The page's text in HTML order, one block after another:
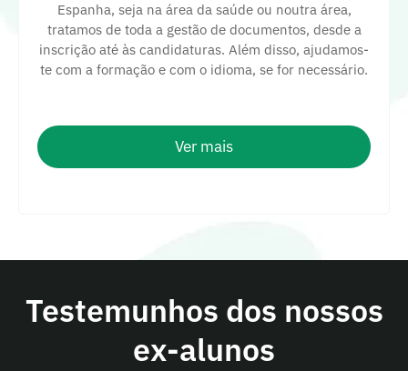
Espanha, seja na área da saúde ou noutra área,
tratamos de toda a gestão de documentos, desde a
inscrição até às candidaturas. Além disso, ajudamos-
te com a formação e com o idioma, se for necessário.
Ver mais
Testemunhos dos nossos
ex-alunos